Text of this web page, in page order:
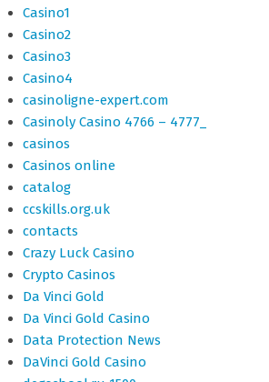
Casino1
Casino2
Casino3
Casino4
casinoligne-expert.com
Casinoly Casino 4766 – 4777_
casinos
Casinos online
catalog
ccskills.org.uk
contacts
Crazy Luck Casino
Crypto Casinos
Da Vinci Gold
Da Vinci Gold Casino
Data Protection News
DaVinci Gold Casino